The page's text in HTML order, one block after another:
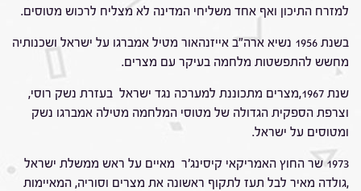
למזרח התיכון ואף אחד משליחי המדינה לא מצליח לרכוש מטוסים.
בשנת 1956 נשיא ארה"ב אייזנהאור מטיל אמברגו על ישראל ושכנותיה
מחשש להתפשטות מלחמה בעיקר עם מצרים.
שנת 1967,מצרים מתכוננת למערכה נגד ישראל בעזרת נשק רוסי,
וצרפת הספקית הגדולה של מטוסי המלחמה מטילה אמברגו נשק
ומטוסים על ישראל.
1973 שר החוץ האמריקאי קיסינג'ר מאיים על ראש ממשלת ישראל
,גולדה מאיר לבל תעז לתקוף ראשונה את מצרים וסוריה, המאיימות